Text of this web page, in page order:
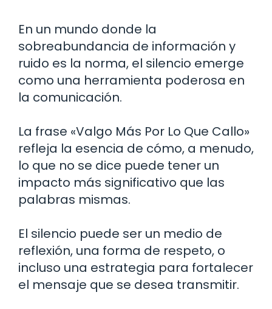
En un mundo donde la
sobreabundancia de información y
ruido es la norma, el silencio emerge
como una herramienta poderosa en
la comunicación.
La frase «Valgo Más Por Lo Que Callo»
refleja la esencia de cómo, a menudo,
lo que no se dice puede tener un
impacto más significativo que las
palabras mismas.
El silencio puede ser un medio de
reflexión, una forma de respeto, o
incluso una estrategia para fortalecer
el mensaje que se desea transmitir.